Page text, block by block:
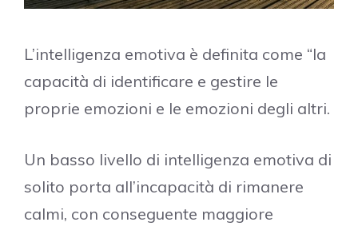
L’intelligenza emotiva è definita come “la
capacità di identificare e gestire le
proprie emozioni e le emozioni degli altri.
Un basso livello di intelligenza emotiva di
solito porta all’incapacità di rimanere
calmi, con conseguente maggiore